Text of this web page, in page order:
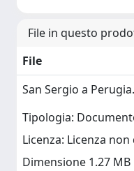
File in questo
File
San Sergio a
Tipologia:
Licenza: Licenza
Dimensione 1.27 MB